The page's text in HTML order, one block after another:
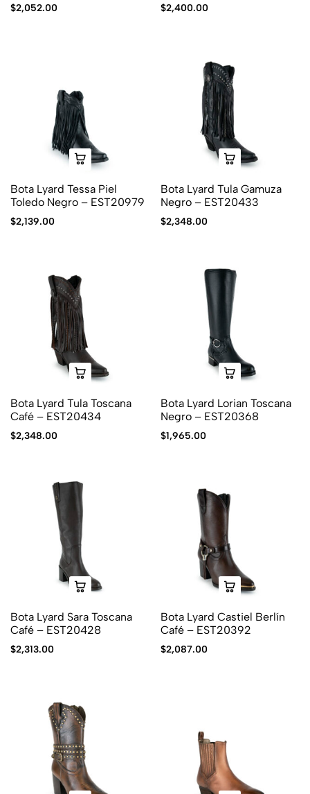
$2,052.00 $2,400.00
Bota Lyard Tessa Piel
Toledo Negro – EST20979
$2,139.00
Bota Lyard Tula Gamuza
Negro – EST20433
$2,348.00
Bota Lyard Tula Toscana
Café – EST20434
$2,348.00
Bota Lyard Lorian Toscana
Negro – EST20368
$1,965.00
Bota Lyard Sara Toscana
Café – EST20428
$2,313.00
Bota Lyard Castiel Berlín
Café – EST20392
$2,087.00